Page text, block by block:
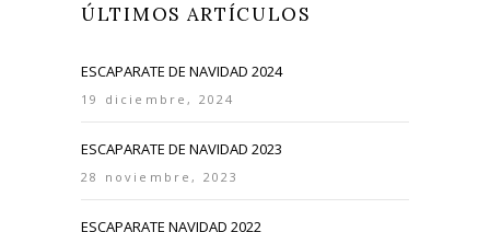
ÚLTIMOS ARTÍCULOS
ESCAPARATE DE NAVIDAD 2024
19 diciembre, 2024
ESCAPARATE DE NAVIDAD 2023
28 noviembre, 2023
ESCAPARATE NAVIDAD 2022